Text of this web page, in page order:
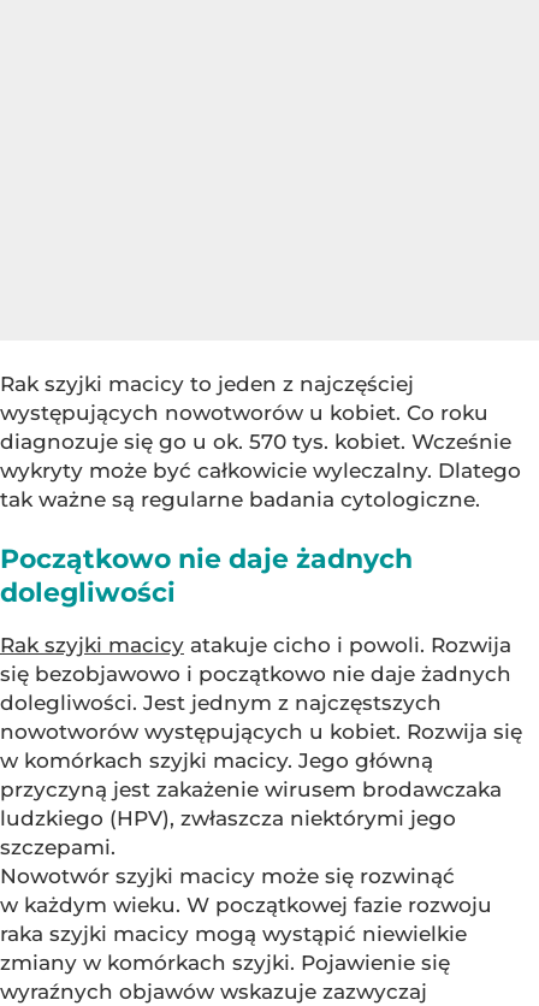
Rak szyjki macicy to jeden z najczęściej
występujących nowotworów u kobiet. Co roku
diagnozuje się go u ok. 570 tys. kobiet. Wcześnie
wykryty może być całkowicie wyleczalny. Dlatego
tak ważne są regularne badania cytologiczne.
Początkowo nie daje żadnych
dolegliwości
Rak szyjki macicy atakuje cicho i powoli. Rozwija
się bezobjawowo i początkowo nie daje żadnych
dolegliwości. Jest jednym z najczęstszych
nowotworów występujących u kobiet. Rozwija się
w komórkach szyjki macicy. Jego główną
przyczyną jest zakażenie wirusem brodawczaka
ludzkiego (HPV), zwłaszcza niektórymi jego
szczepami.
Nowotwór szyjki macicy może się rozwinąć
w każdym wieku. W początkowej fazie rozwoju
raka szyjki macicy mogą wystąpić niewielkie
zmiany w komórkach szyjki. Pojawienie się
wyraźnych objawów wskazuje zazwyczaj